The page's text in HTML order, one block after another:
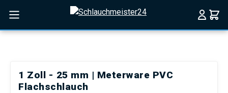
Zum Hauptinhalt springen
1 Zoll - 25 mm | Meterware PVC
Flachschlauch